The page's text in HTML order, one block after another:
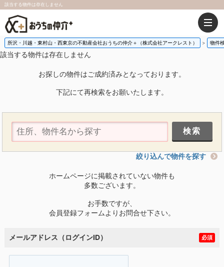
該当する物件は存在しません
所沢・川越・東村山・西東京の不動産会社おうちの仲介＋（株式会社アークレスト） 物件
該当する物件は存在しません
お探しの物件はご成約済みとなっております。
下記にて再検索をお願いたします。
絞り込んで物件を探す
ホームページに掲載されていない物件も
多数ございます。
お手数ですが、
会員登録フォームよりお問合せ下さい。
メールアドレス（ログインID） 必須